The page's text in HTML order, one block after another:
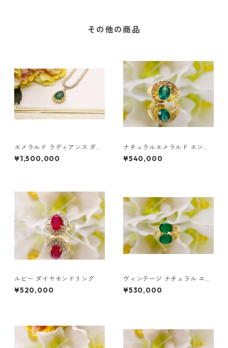
その他の商品
エメラルド ラディアンス ダイ
ヤモンド ネックレス
¥1,500,000
ナチュラルエメラルド エンゲ
ージメントリング | ユニークデ
ザイン
¥540,000
ルビー ダイヤモンドリング
¥520,000
ヴィンテージ ナチュラル エメ
ラルドリング
¥530,000